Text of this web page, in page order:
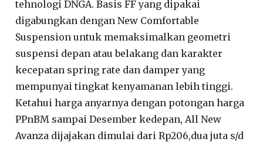
tehnologi DNGA. Basis FF yang dipakai
digabungkan dengan New Comfortable
Suspension untuk memaksimalkan geometri
suspensi depan atau belakang dan karakter
kecepatan spring rate dan damper yang
mempunyai tingkat kenyamanan lebih tinggi.
Ketahui harga anyarnya dengan potongan harga
PPnBM sampai Desember kedepan, All New
Avanza dijajakan dimulai dari Rp206,dua juta s/d